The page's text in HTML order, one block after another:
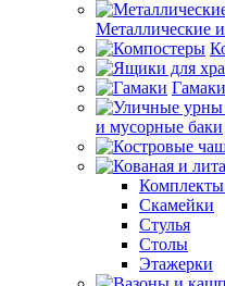
Металлические
Гамаки
и мусорные баки
Скамейки
Стулья
Столы
Этажерки